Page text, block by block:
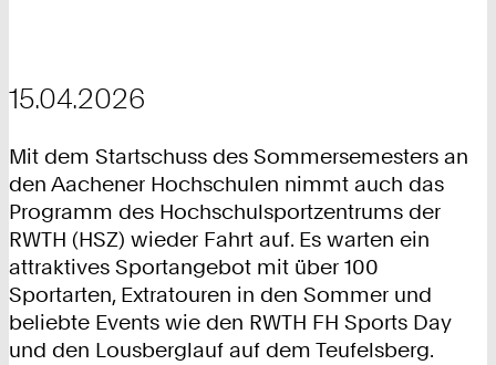
15.04.2026
Mit dem Startschuss des Sommersemesters an
den Aachener Hochschulen nimmt auch das
Programm des Hochschulsportzentrums der
RWTH (HSZ) wieder Fahrt auf. Es warten ein
attraktives Sportangebot mit über 100
Sportarten, Extratouren in den Sommer und
beliebte Events wie den RWTH FH Sports Day
und den Lousberglauf auf dem Teufelsberg.